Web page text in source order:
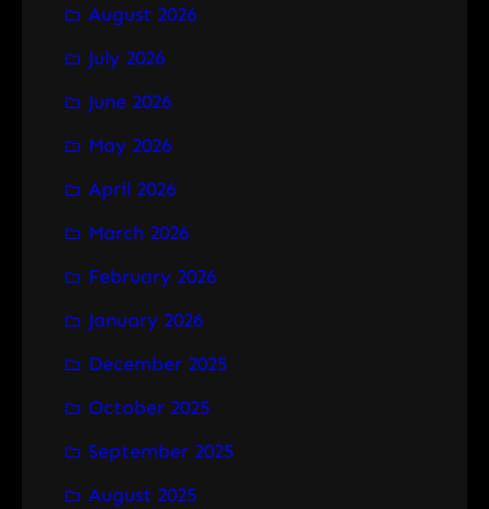
c
h
August 2026
July 2026
June 2026
May 2026
April 2026
March 2026
February 2026
January 2026
December 2025
October 2025
September 2025
August 2025